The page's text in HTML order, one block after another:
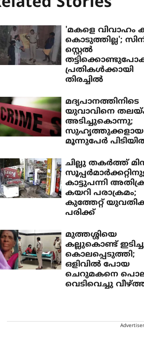
'മകളെ വിവാഹം
കൊടുത്തില്ല';
സ്റ്റെല്‍
പ്രതികള്‍ക്കായി
തിരച്ചില്‍
മദ്യപാനത്തിനിടെ
യുവാവിനെ
അടിച്ചുകൊന്നു;
സുഹൃത്തുക്കളായ
മൂന്നുപേര്‍
ചില്ലു തകര്‍ത്ത്
കാട്ടുപന്നി
കയറി പരാക്രമം;
കുത്തേറ്റ്
പരിക്ക്
മുത്തശ്ശിയെ
കല്ലുകൊണ്ട്
കൊലപ്പെടുത്തി;
ഒളിവില്‍ പോയ
ചെറുമകനെ
വെടിവെച്ചു